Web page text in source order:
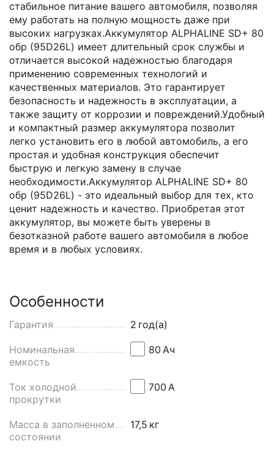
стабильное питание вашего автомобиля, позволяя
ему работать на полную мощность даже при
высоких нагрузках.Аккумулятор ALPHALINE SD+ 80
обр (95D26L) имеет длительный срок службы и
отличается высокой надежностью благодаря
применению современных технологий и
качественных материалов. Это гарантирует
безопасность и надежность в эксплуатации, а
также защиту от коррозии и повреждений.Удобный
и компактный размер аккумулятора позволит
легко установить его в любой автомобиль, а его
простая и удобная конструкция обеспечит
быструю и легкую замену в случае
необходимости.Аккумулятор ALPHALINE SD+ 80
обр (95D26L) - это идеальный выбор для тех, кто
ценит надежность и качество. Приобретая этот
аккумулятор, вы можете быть уверены в
безотказной работе вашего автомобиля в любое
время и в любых условиях.
Особенности
Гарантия 2 год(а)
Номинальная
емкость
80 Aч
Ток холодной
прокрутки
700 А
Масса в заполненном
состоянии
17,5 кг